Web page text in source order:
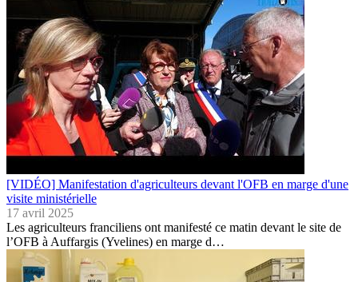
[VIDÉO] Manifestation d'agriculteurs devant l'OFB en marge d'une
visite ministérielle
17 avril 2025
Les agriculteurs franciliens ont manifesté ce matin devant le site de
l’OFB à Auffargis (Yvelines) en marge d…